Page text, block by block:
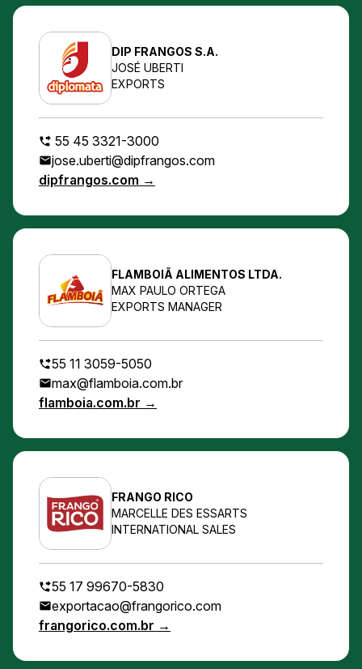
DIP FRANGOS S.A.
JOSÉ UBERTI
EXPORTS
55 45 3321-3000
jose.uberti@dipfrangos.com
dipfrangos.com →
FLAMBOIÃ ALIMENTOS LTDA.
MAX PAULO ORTEGA
EXPORTS MANAGER
55 11 3059-5050
max@flamboia.com.br
flamboia.com.br →
FRANGO RICO
MARCELLE DES ESSARTS
INTERNATIONAL SALES
55 17 99670-5830
exportacao@frangorico.com
frangorico.com.br →